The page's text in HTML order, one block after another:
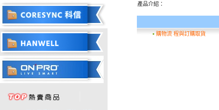
產品介紹：
▪ 購物流 程與訂購取貨